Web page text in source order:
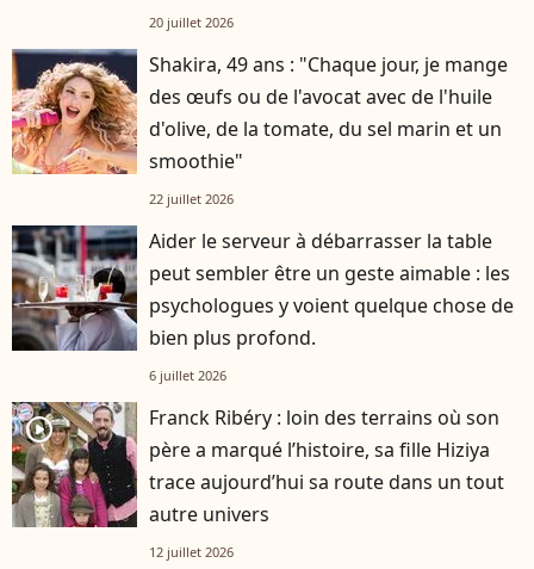
20 juillet 2026
Shakira, 49 ans : "Chaque jour, je mange
des œufs ou de l'avocat avec de l'huile
d'olive, de la tomate, du sel marin et un
smoothie"
22 juillet 2026
Aider le serveur à débarrasser la table
peut sembler être un geste aimable : les
psychologues y voient quelque chose de
bien plus profond.
6 juillet 2026
player2
Franck Ribéry : loin des terrains où son
père a marqué l’histoire, sa fille Hiziya
trace aujourd’hui sa route dans un tout
autre univers
12 juillet 2026